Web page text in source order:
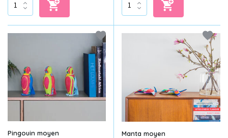
Pingouin moyen Manta moyen